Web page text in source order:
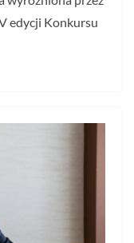
edycji Konkursu